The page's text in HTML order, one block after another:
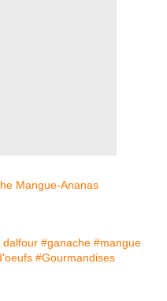
dalfour #ganache #mangue
#Gourmandises